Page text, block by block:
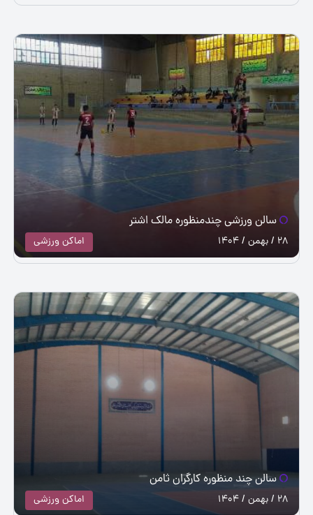
سالن ورزشی چندمنظوره مالک اشتر
اماکن ورزشی 28 / بهمن / 1404
سالن چند منظوره کارگران ثامن
اماکن ورزشی 28 / بهمن / 1404